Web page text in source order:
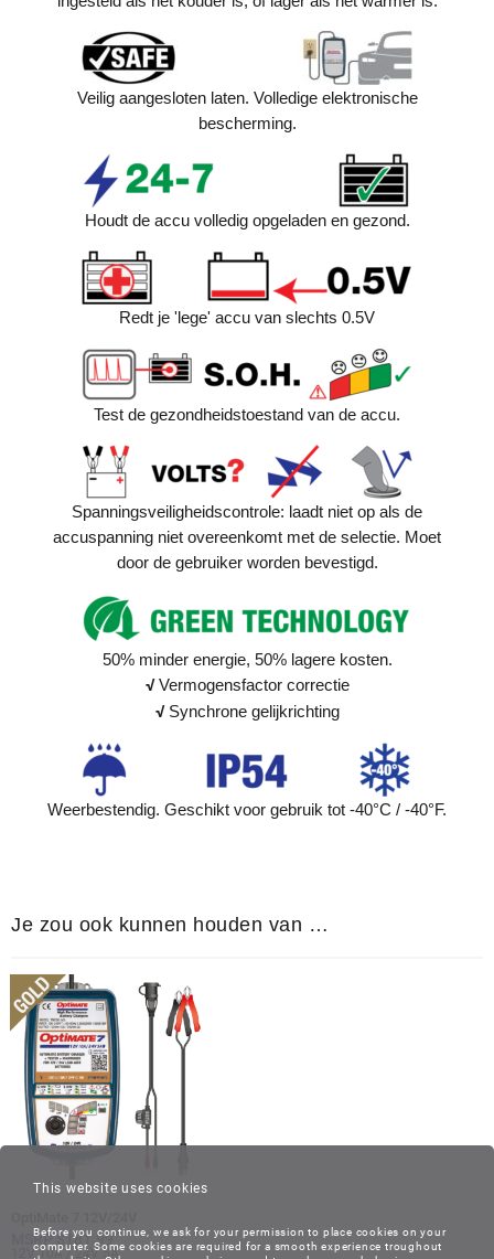
Veilig aangesloten laten. Volledige elektronische
bescherming.
Houdt de accu volledig opgeladen en gezond.
Redt je 'lege' accu van slechts 0.5V
Test de gezondheidstoestand van de accu.
Spanningsveiligheidscontrole: laadt niet op als de
accuspanning niet overeenkomt met de selectie. Moet
door de gebruiker worden bevestigd.
50% minder energie, 50% lagere kosten.
√Vermogensfactor correctie
√Synchrone gelijkrichting
Weerbestendig. Geschikt voor gebruik tot -40°C / -40°F.
Je zou ook kunnen houden van …
MSRP$181.99
12V 10A / 24V 5A
This website uses cookies
Before you continue, we ask for your permission to place cookies on your
computer. Some cookies are required for a smooth experience troughout